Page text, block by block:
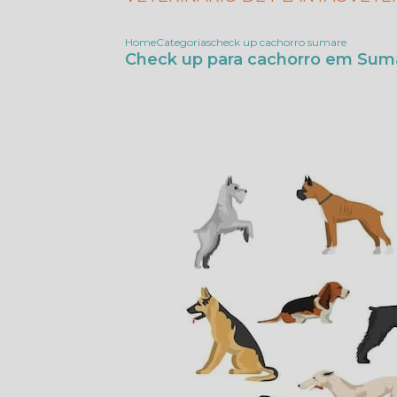
HomeCategoriascheck up cachorro sumare
Check up para cachorro em